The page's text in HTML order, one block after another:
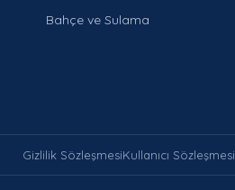
Bahçe ve Sulama
Gizlilik SözleşmesiKullanıcı Sözleşmesi